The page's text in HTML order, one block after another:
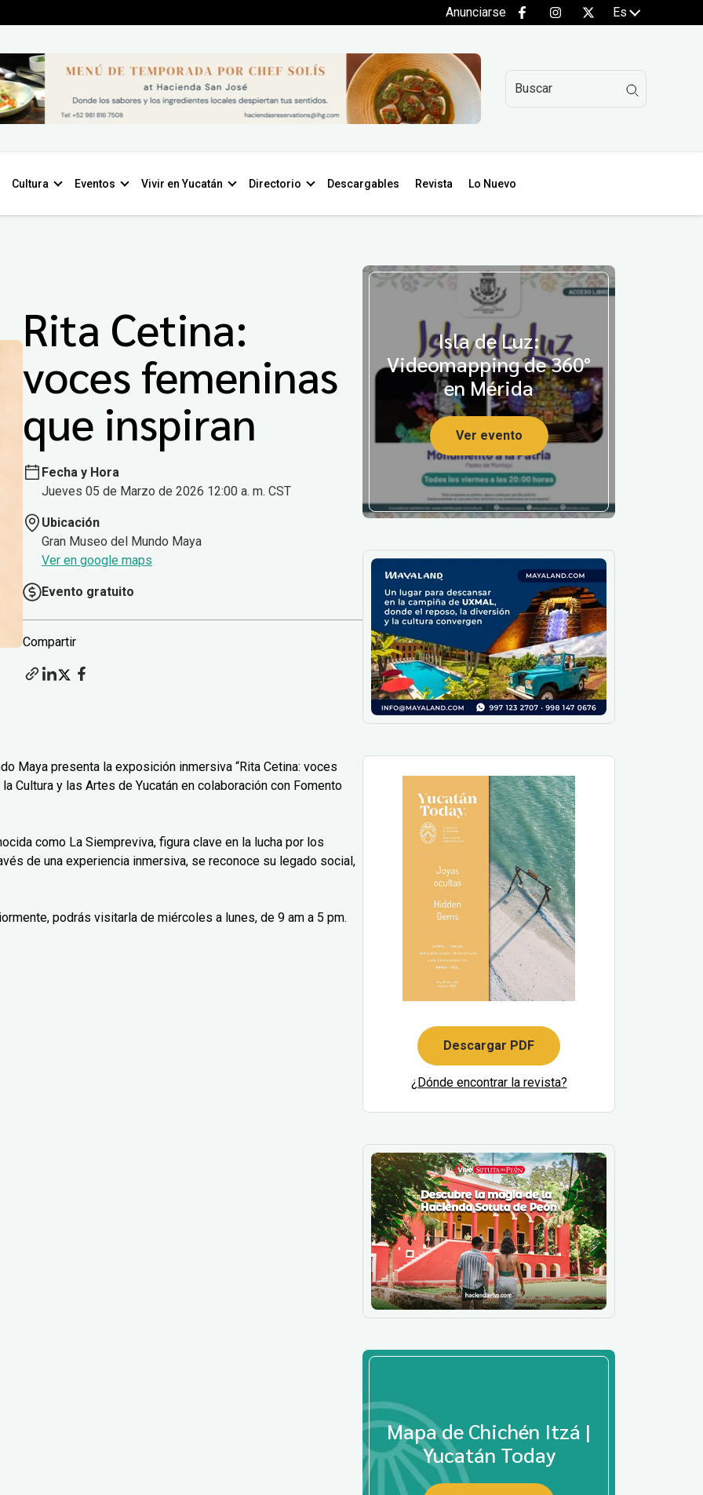
Anunciarse Es
Cultura Eventos Vivir en Yucatán Directorio Descargables Revista Lo Nuevo
Rita Cetina:
voces femeninas
que inspiran
Fecha y Hora
Jueves 05 de Marzo de 2026 12:00 a. m. CST
Ubicación
Gran Museo del Mundo Maya
Ver en google maps
Evento gratuito
Compartir
Maya presenta la exposición inmersiva “Rita Cetina: voces
Cultura y las Artes de Yucatán en colaboración con Fomento
como La Siempreviva, figura clave en la lucha por los
de una experiencia inmersiva, se reconoce su legado social,
podrás visitarla de miércoles a lunes, de 9 am a 5 pm.
Isla de Luz:
Videomapping de 360°
en Mérida
Ver evento
Descargar PDF
¿Dónde encontrar la revista?
Mapa de Chichén Itzá |
Yucatán Today